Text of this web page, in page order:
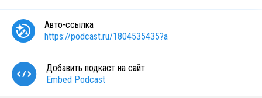
Авто-ссылка
https://podcast.ru/1804535435?a
Добавить подкаст на сайт
Embed Podcast